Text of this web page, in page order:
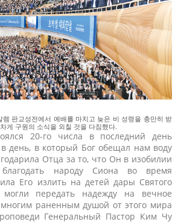
판교성전에서 예배를 마치고 늦은 비 성령을 충만히 받
게 구원의 소식을 외칠 것을 다짐했다.
20-го числа в последний день
день, в который Бог обещал нам воду
Отца за то, что Он в изобилии
народу Сиона во время
Его излить на детей дары Святого
передать надежду на вечное
раненным душой от этого мира
Генеральный Пастор Ким Чу